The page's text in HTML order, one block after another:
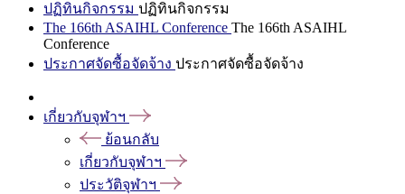
ปฏิทินกิจกรรม ปฏิทินกิจกรรม
The 166th ASAIHL Conference The 166th ASAIHL
Conference
ประกาศจัดซื้อจัดจ้าง ประกาศจัดซื้อจัดจ้าง
เกี่ยวกับจุฬาฯ
ย้อนกลับ
เกี่ยวกับจุฬาฯ
ประวัติจุฬาฯ